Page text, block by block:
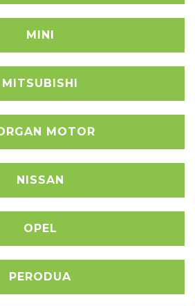
MINI
MITSUBISHI
MOTOR
NISSAN
OPEL
PERODUA